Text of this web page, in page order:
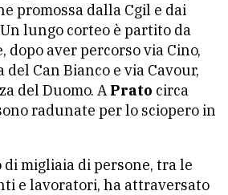
promossa dalla Cgil e dai
lungo corteo è partito da
dopo aver percorso via Cino,
del Can Bianco e via Cavour,
del Duomo. A Prato circa
radunate per lo sciopero in
migliaia di persone, tra le
e lavoratori, ha attraversato